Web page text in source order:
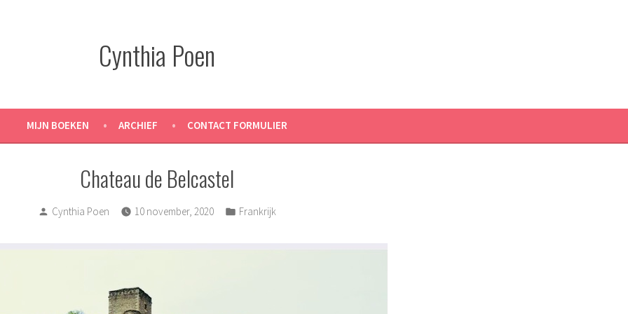
Cynthia Poen
MIJN BOEKEN ARCHIEF CONTACT FORMULIER
Chateau de Belcastel
Posted
Cynthia Poen 10 november, 2020
Posted
Frankrijk